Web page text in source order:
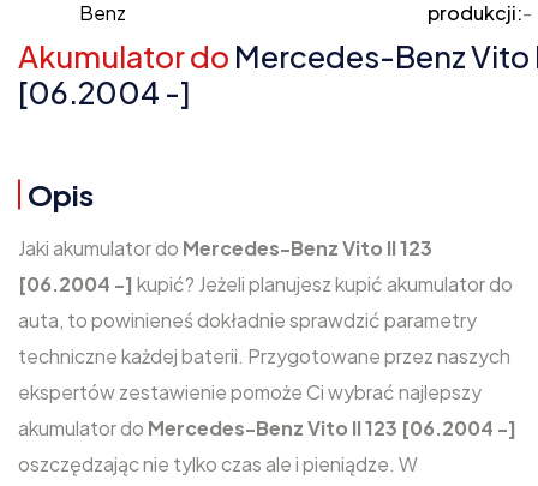
Benz
produkcji:-
Akumulator do Mercedes-Benz Vito
[06.2004 -]
Opis
Jaki akumulator do Mercedes-Benz Vito II 123
[06.2004 -] kupić? Jeżeli planujesz kupić akumulator do
auta, to powinieneś dokładnie sprawdzić parametry
techniczne każdej baterii. Przygotowane przez naszych
ekspertów zestawienie pomoże Ci wybrać najlepszy
akumulator do Mercedes-Benz Vito II 123 [06.2004 -]
oszczędzając nie tylko czas ale i pieniądze. W